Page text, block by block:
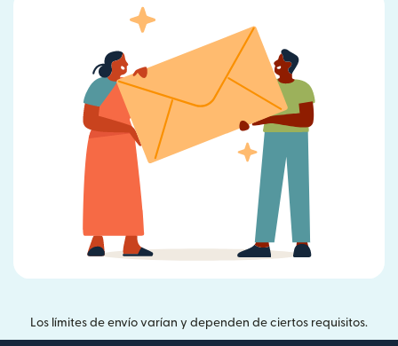
Los límites de envío varían y dependen de ciertos requisitos.